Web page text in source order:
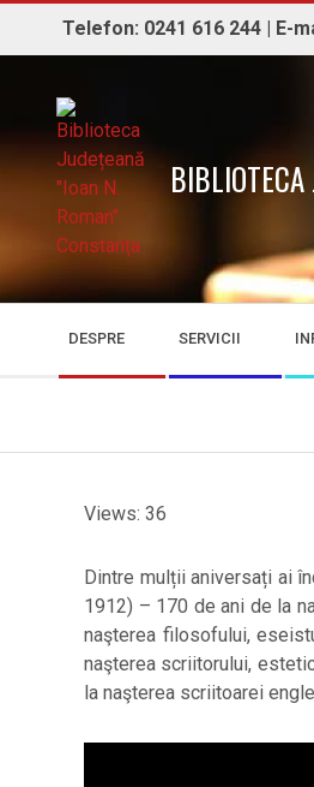
Telefon: 0241 616 244 | E-
BIBLIOTECA
Navigation
Menu
DESPRE SERVICII
Views: 36
Dintre mulții aniversați ai
1912) – 170 de ani de la
naşterea filosofului,
naşterea scriitorului,
la naşterea scriitoarei